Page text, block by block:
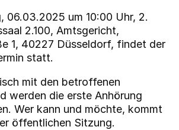
06.03.2025 um 10:00 Uhr, 2.
2.100, Amtsgericht,
1, 40227 Düsseldorf, findet der
statt.
mit den betroffenen
werden die erste Anhörung
Wer kann und möchte, kommt
öffentlichen Sitzung.